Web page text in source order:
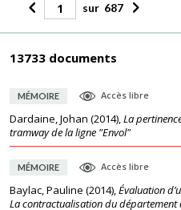
sur 687
13733 documents
MÉMOIRE Accès libre
Dardaine, Johan (2014),La
tramway de la ligne "Envol"
MÉMOIRE Accès libre
Baylac, Pauline (2014),Évaluation
La contractualisation du département